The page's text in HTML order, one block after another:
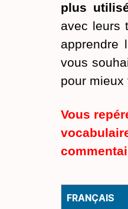
plus
avec leurs
apprendre
vous
pour mieux
Vous
FRANÇAIS